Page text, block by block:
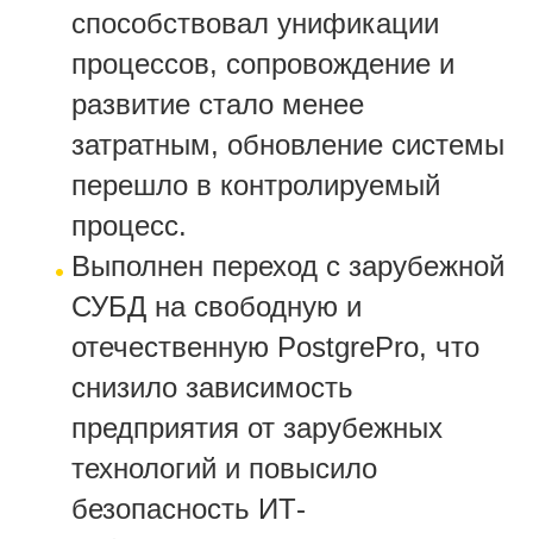
способствовал унификации
процессов, сопровождение и
развитие стало менее
затратным, обновление системы
перешло в контролируемый
процесс.
Выполнен переход с зарубежной
СУБД на свободную и
отечественную PostgrePro, что
снизило зависимость
предприятия от зарубежных
технологий и повысило
безопасность ИТ-